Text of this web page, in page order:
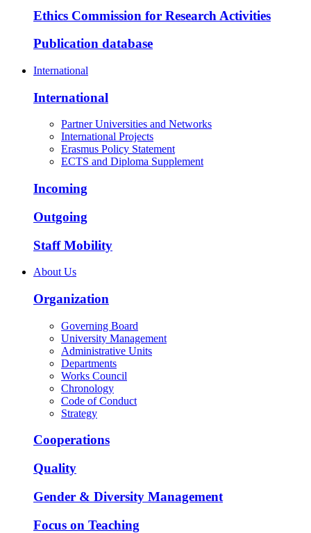
Ethics Commission for Research Activities
Publication database
International
International
Partner Universities and Networks
International Projects
Erasmus Policy Statement
ECTS and Diploma Supplement
Incoming
Outgoing
Staff Mobility
About Us
Organization
Governing Board
University Management
Administrative Units
Departments
Works Council
Chronology
Code of Conduct
Strategy
Cooperations
Quality
Gender & Diversity Management
Focus on Teaching